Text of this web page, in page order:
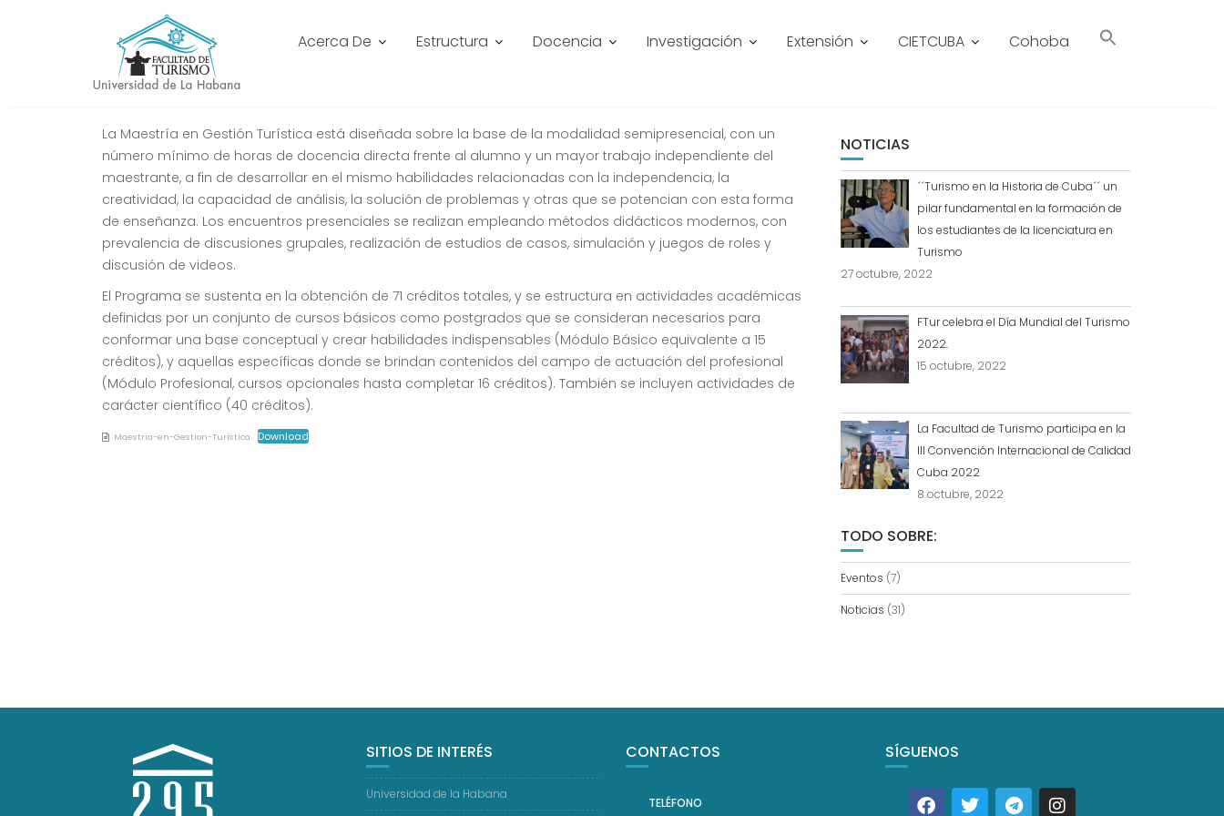
Acerca De Estructura Docencia Investigación Extensión CIETCUBA Cohoba
MAESTRÍA EN GESTIÓN TURÍSTICA
Inicio Docencia
La Maestría en Gestión Turística está diseñada sobre la base de la modalidad semipresencial, con un
número mínimo de horas de docencia directa frente al alumno y un mayor trabajo independiente del
maestrante, a fin de desarrollar en el mismo habilidades relacionadas con la independencia, la
creatividad, la capacidad de análisis, la solución de problemas y otras que se potencian con esta forma
de enseñanza. Los encuentros presenciales se realizan empleando métodos didácticos modernos, con
prevalencia de discusiones grupales, realización de estudios de casos, simulación y juegos de roles y
discusión de videos.
El Programa se sustenta en la obtención de 71 créditos totales, y se estructura en actividades académicas
definidas por un conjunto de cursos básicos como postgrados que se consideran necesarios para
conformar una base conceptual y crear habilidades indispensables (Módulo Básico equivalente a 15
créditos), y aquellas específicas donde se brindan contenidos del campo de actuación del profesional
(Módulo Profesional, cursos opcionales hasta completar 16 créditos). También se incluyen actividades de
carácter científico (40 créditos).
Maestria-en-Gestion-Turistica Download
NOTICIAS
´´Turismo en la Historia de Cuba´´ un
pilar fundamental en la formación de
los estudiantes de la licenciatura en
Turismo
27 octubre, 2022
FTur celebra el Día Mundial del Turismo
2022.
15 octubre, 2022
La Facultad de Turismo participa en la
III Convención Internacional de Calidad
Cuba 2022
8 octubre, 2022
TODO SOBRE:
Eventos (7)
Noticias (31)
SITIOS DE INTERÉS
Universidad de la Habana
CONTACTOS
TELÉFONO
SÍGUENOS